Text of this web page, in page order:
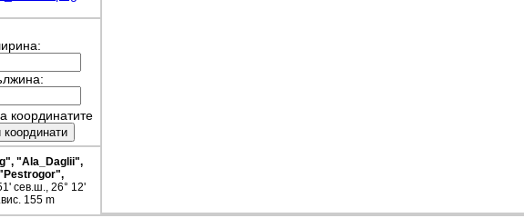
координатите
"Ala_Daglii",
сев.ш., 26° 12'
155 m